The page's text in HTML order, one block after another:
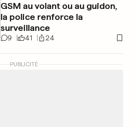
GSM au volant ou au guidon,
la police renforce la
surveillance
9 41 24
PUBLICITÉ